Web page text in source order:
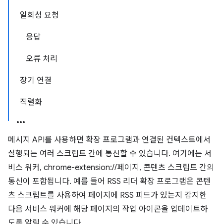
일회성 요청
응답
오류 처리
장기 연결
직렬화
메시지 API를 사용하면 확장 프로그램과 연결된 컨텍스트에서
실행되는 여러 스크립트 간에 통신할 수 있습니다. 여기에는 서
비스 워커, chrome-extension://페이지, 콘텐츠 스크립트 간의
통신이 포함됩니다. 예를 들어 RSS 리더 확장 프로그램은 콘텐
츠 스크립트를 사용하여 페이지에 RSS 피드가 있는지 감지한
다음 서비스 워커에 해당 페이지의 작업 아이콘을 업데이트하